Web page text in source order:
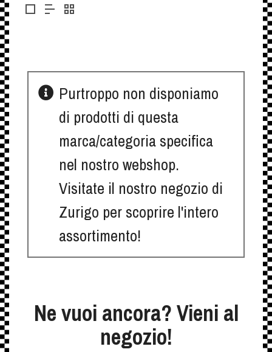
Purtroppo non disponiamo
di prodotti di questa
marca/categoria specifica
nel nostro webshop.
Visitate il nostro negozio di
Zurigo per scoprire l'intero
assortimento!
Ne vuoi ancora? Vieni al
negozio!